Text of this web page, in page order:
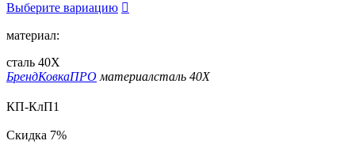
Выберите вариацию 
материал:
сталь 40Х
БрендКовкаПРО материалсталь 40Х
КП-КлП1
Скидка 7%